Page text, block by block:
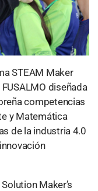
STEAM Maker
diseñada
competencias
y Matemática
de la industria 4.0
Maker’s